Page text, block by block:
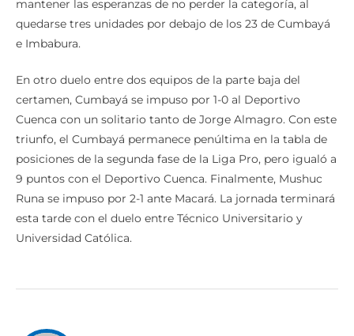
mantener las esperanzas de no perder la categoría, al
quedarse tres unidades por debajo de los 23 de Cumbayá
e Imbabura.
En otro duelo entre dos equipos de la parte baja del
certamen, Cumbayá se impuso por 1-0 al Deportivo
Cuenca con un solitario tanto de Jorge Almagro. Con este
triunfo, el Cumbayá permanece penúltima en la tabla de
posiciones de la segunda fase de la Liga Pro, pero igualó a
9 puntos con el Deportivo Cuenca. Finalmente, Mushuc
Runa se impuso por 2-1 ante Macará. La jornada terminará
esta tarde con el duelo entre Técnico Universitario y
Universidad Católica.